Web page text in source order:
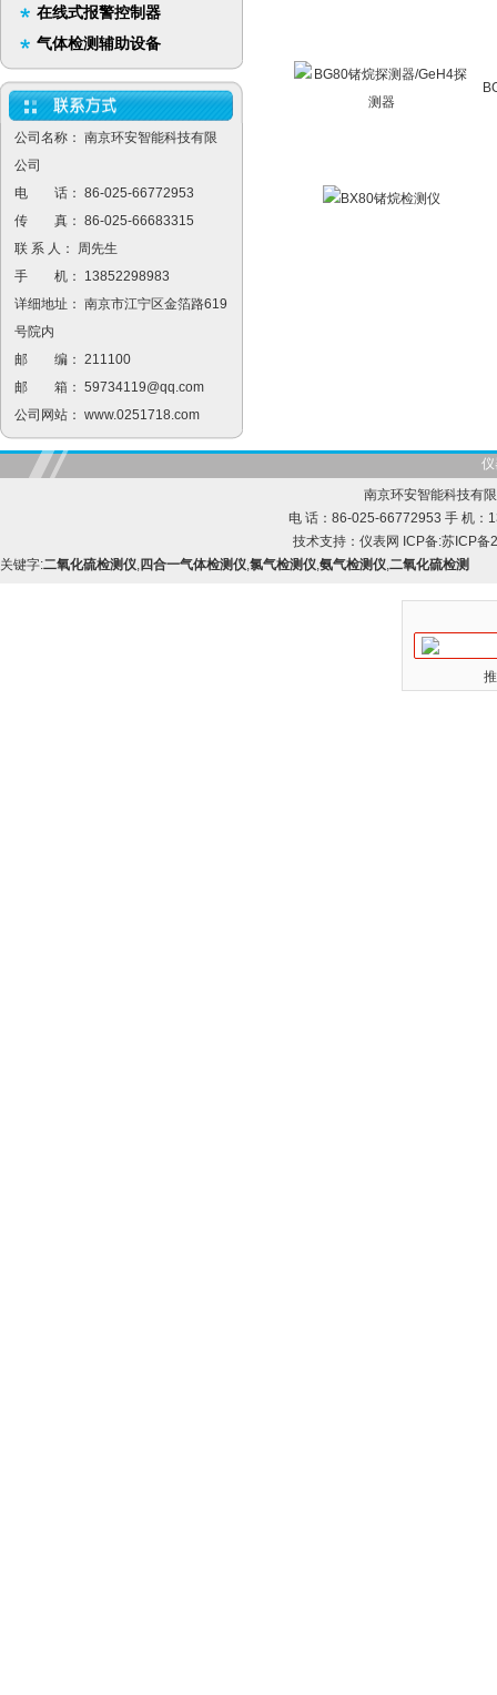
在线式报警控制器
气体检测辅助设备
公司名称： 南京环安智能科技有限
公司
电 话： 86-025-66772953
传 真： 86-025-66683315
联 系 人： 周先生
手 机： 13852298983
详细地址： 南京市江宁区金箔路619
号院内
邮 编： 211100
邮 箱： 59734119@qq.com
公司网站： www.0251718.com
南京环安智能科技有
电 话：86-025-66772953 手 机：
技术支持： 仪表网 ICP备:苏ICP备
关键字:二氧化硫检测仪,四合一气体检测仪,氯气检测仪,氨气检测仪,二氧化硫检测